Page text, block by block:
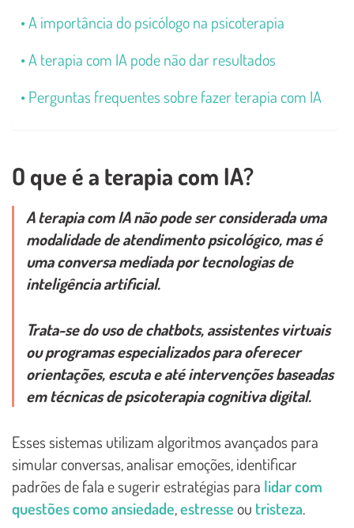
A importância do psicólogo na psicoterapia
A terapia com IA pode não dar resultados
Perguntas frequentes sobre fazer terapia com IA
O que é a terapia com IA?
A terapia com IA não pode ser considerada uma
modalidade de atendimento psicológico, mas é
uma conversa mediada por tecnologias de
inteligência artificial.
Trata-se do uso de chatbots, assistentes virtuais
ou programas especializados para oferecer
orientações, escuta e até intervenções baseadas
em técnicas de psicoterapia cognitiva digital.
Esses sistemas utilizam algoritmos avançados para
simular conversas, analisar emoções, identificar
padrões de fala e sugerir estratégias para lidar com
questões como ansiedade,estresseou tristeza.